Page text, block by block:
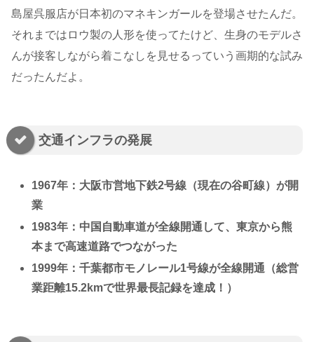
島屋呉服店が日本初のマネキンガールを登場させたんだ。
それまではロウ製の人形を使ってたけど、生身のモデルさ
んが接客しながら着こなしを見せるっていう画期的な試み
だったんだよ。
交通インフラの発展
1967年：大阪市営地下鉄2号線（現在の谷町線）が開
業
1983年：中国自動車道が全線開通して、東京から熊
本まで高速道路でつながった
1999年：千葉都市モノレール1号線が全線開通（総営
業距離15.2kmで世界最長記録を達成！）